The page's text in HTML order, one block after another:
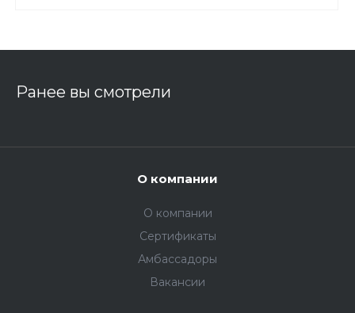
Ранее вы смотрели
О компании
О компании
Сертификаты
Амбассадоры
Вакансии